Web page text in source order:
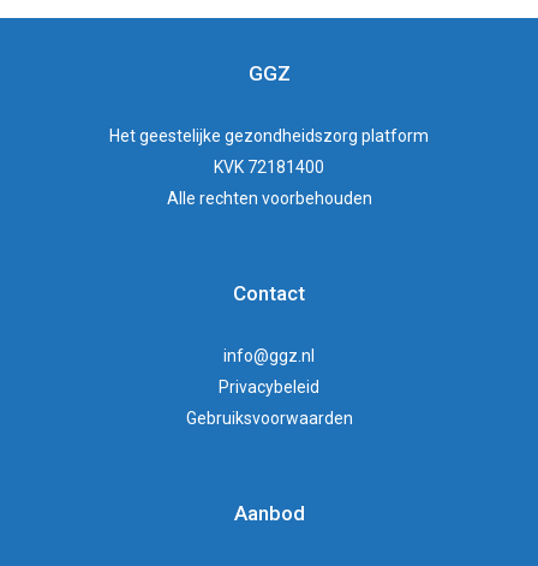
GGZ
Hetgeestelijke gezondheidszorg platform
KVK 72181400
Alle rechten voorbehouden
Contact
info@ggz.nl
Privacybeleid
Gebruiksvoorwaarden
Aanbod